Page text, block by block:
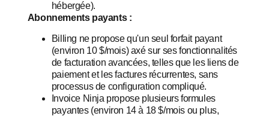
hébergée).
Abonnements payants :
Billing ne propose qu'un seul forfait payant
(environ 10 $/mois) axé sur ses fonctionnalités
de facturation avancées, telles que les liens de
paiement et les factures récurrentes, sans
processus de configuration compliqué.
Invoice Ninja propose plusieurs formules
payantes (environ 14 à 18 $/mois ou plus,